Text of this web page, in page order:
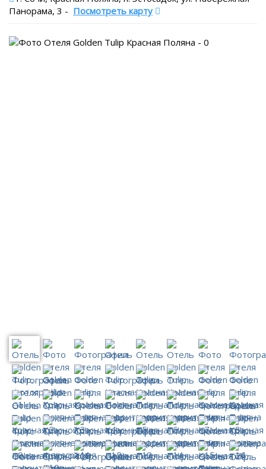
Панорама, 3 - Посмотреть карту